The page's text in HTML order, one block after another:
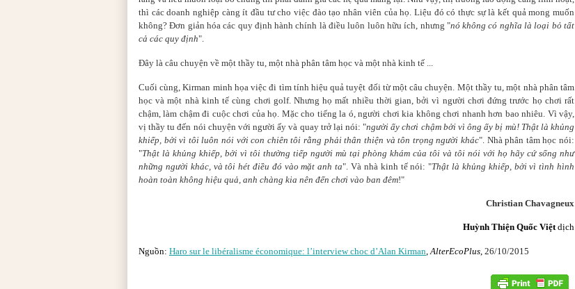
thì các doanh nghiệp càng ít đầu tư cho việc đào tạo nhân viên của họ. Liệu đó có thực sự là kết quả mong muốn
không? Đơn giản hóa các quy định hành chính là điều luôn luôn hữu ích, nhưng "nó không có nghĩa là loại bỏ tất
cả các quy định".
Đây là câu chuyện về một thầy tu, một nhà phân tâm học và một nhà kinh tế ...
Cuối cùng, Kirman minh họa việc đi tìm tính hiệu quả tuyệt đối từ một câu chuyện. Một thầy tu, một nhà phân tâm
học và một nhà kinh tế cùng chơi golf. Nhưng họ mất nhiều thời gian, bởi vì người chơi đứng trước họ chơi rất
chậm, làm chậm đi cuộc chơi của họ. Mặc cho tiếng la ó, người chơi kia không chơi nhanh hơn bao nhiêu. Vì vậy,
vị thầy tu đến nói chuyện với người ấy và quay trở lại nói: "người ấy chơi chậm bởi vì ông ấy bị mù! Thật là khủng
khiếp, bởi vì tôi luôn nói với con chiên tôi rằng phải thân thiện và tôn trọng người khác". Nhà phân tâm học nói:
"Thật là khủng khiếp, bởi vì tôi thường tiếp người mù tại phòng khám của tôi và tôi nói với họ hãy cứ sống như
những người khác, và tôi hét điều đó vào mặt anh ta". Và nhà kinh tế nói: "Thật là khủng khiếp, bởi vì tình hình
hoàn toàn không hiệu quả, anh chàng kia nên đến chơi vào ban đêm!"
Christian Chavagneux
Huỳnh Thiện Quốc Việtdịch
Nguồn: Haro sur le libéralisme économique: l’interview choc d’Alan Kirman,AlterEcoPlus, 26/10/2015